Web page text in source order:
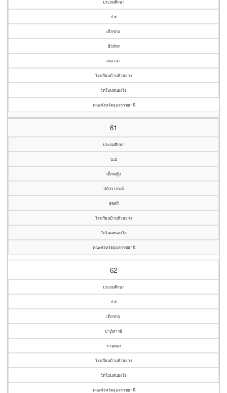
ประถมศึกษา
ป.๕
เด็กชาย
ธีรภัทร
เหลาสา
โรงเรียนบ้านห้วยยาง
วัดโนนหนองไฮ
คณะจังหวัดอุบลราชธานี
61
ประถมศึกษา
ป.๕
เด็กหญิง
ปภัสราภรณ์
สุขศรี
โรงเรียนบ้านห้วยยาง
วัดโนนหนองไฮ
คณะจังหวัดอุบลราชธานี
62
ประถมศึกษา
ป.๕
เด็กชาย
ปาฏิหารย์
ธาตุทอง
โรงเรียนบ้านห้วยยาง
วัดโนนหนองไฮ
คณะจังหวัดอุบลราชธานี